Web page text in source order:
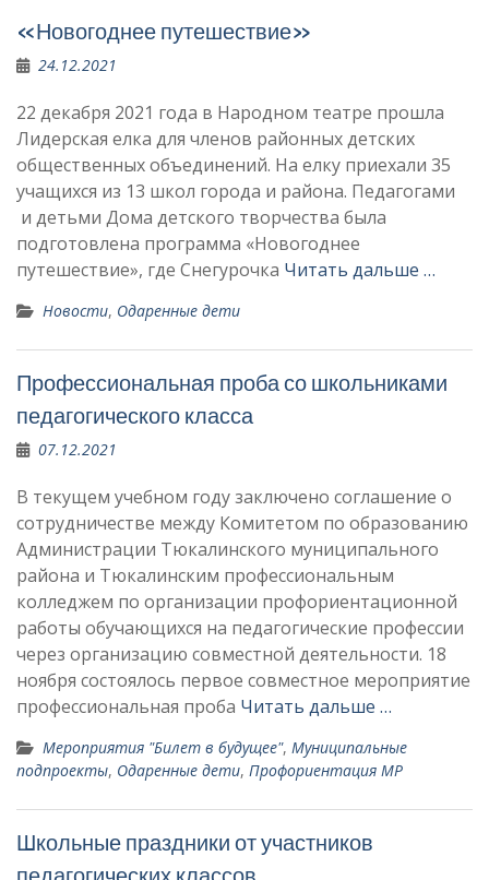
«Новогоднее путешествие»
24.12.2021
22 декабря 2021 года в Народном театре прошла
Лидерская елка для членов районных детских
общественных объединений. На елку приехали 35
учащихся из 13 школ города и района. Педагогами
и детьми Дома детского творчества была
подготовлена программа «Новогоднее
путешествие», где Снегурочка Читать дальше …
Новости, Одаренные дети
Профессиональная проба со школьниками
педагогического класса
07.12.2021
В текущем учебном году заключено соглашение о
сотрудничестве между Комитетом по образованию
Администрации Тюкалинского муниципального
района и Тюкалинским профессиональным
колледжем по организации профориентационной
работы обучающихся на педагогические профессии
через организацию совместной деятельности. 18
ноября состоялось первое совместное мероприятие
профессиональная проба Читать дальше …
Мероприятия "Билет в будущее", Муниципальные
подпроекты, Одаренные дети, Профориентация МР
Школьные праздники от участников